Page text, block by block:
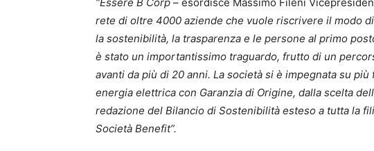
rete di oltre 4000 aziende che vuole riscrivere il modo
la sostenibilità, la trasparenza e le persone al primo
è stato un importantissimo traguardo, frutto di un
avanti da più di 20 anni. La società si è impegnata su
energia elettrica con Garanzia di Origine, dalla scelta
redazione del Bilancio di Sostenibilità esteso a tutta la
Società Benefit”.